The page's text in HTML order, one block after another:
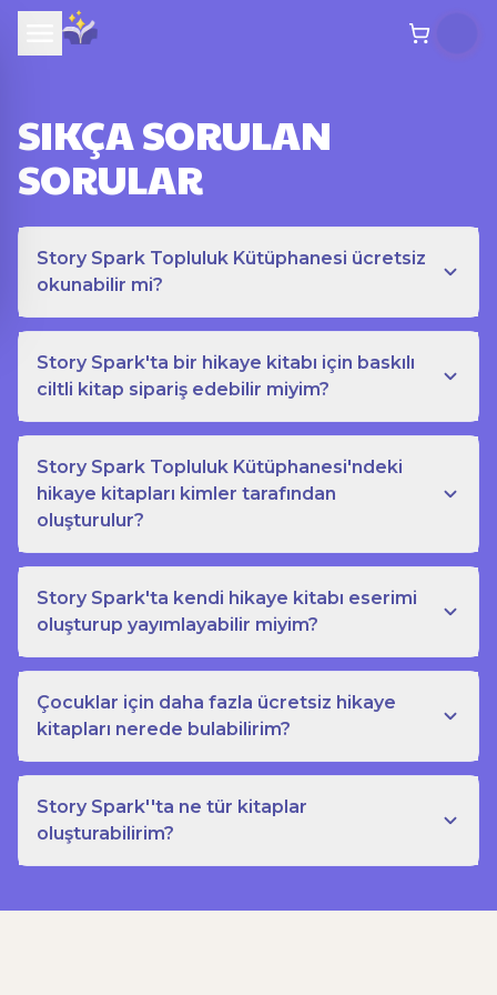
SIKÇA SORULAN
SORULAR
Story Spark Topluluk Kütüphanesi ücretsiz
okunabilir mi?
Story Spark'ta bir hikaye kitabı için baskılı
ciltli kitap sipariş edebilir miyim?
Story Spark Topluluk Kütüphanesi'ndeki
hikaye kitapları kimler tarafından
oluşturulur?
Story Spark'ta kendi hikaye kitabı eserimi
oluşturup yayımlayabilir miyim?
Çocuklar için daha fazla ücretsiz hikaye
kitapları nerede bulabilirim?
Story Spark''ta ne tür kitaplar
oluşturabilirim?